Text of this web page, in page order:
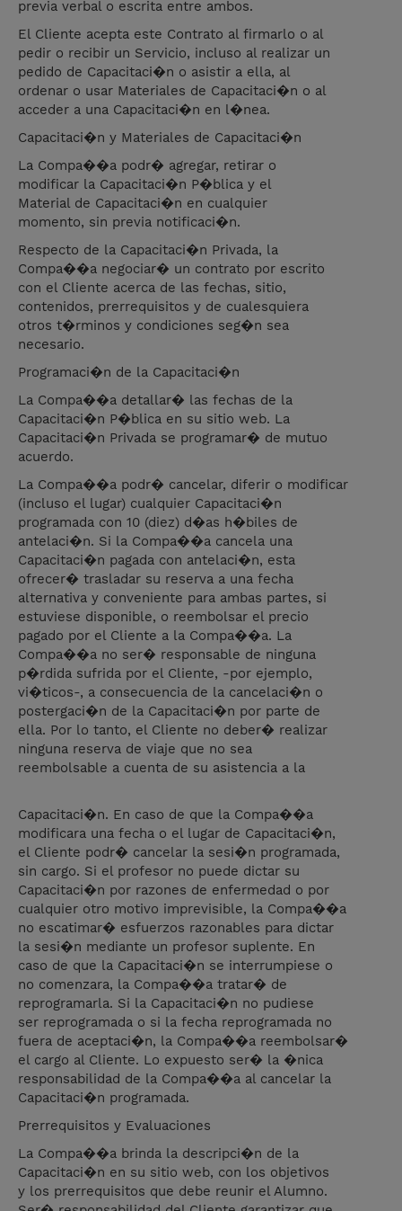
previa verbal o escrita entre ambos.
El Cliente acepta este Contrato al firmarlo o al
pedir o recibir un Servicio, incluso al realizar un
pedido de Capacitaci�n o asistir a ella, al
ordenar o usar Materiales de Capacitaci�n o al
acceder a una Capacitaci�n en l�nea.
Capacitaci�n y Materiales de Capacitaci�n
La Compa��a podr� agregar, retirar o
modificar la Capacitaci�n P�blica y el
Material de Capacitaci�n en cualquier
momento, sin previa notificaci�n.
Respecto de la Capacitaci�n Privada, la
Compa��a negociar� un contrato por escrito
con el Cliente acerca de las fechas, sitio,
contenidos, prerrequisitos y de cualesquiera
otros t�rminos y condiciones seg�n sea
necesario.
Programaci�n de la Capacitaci�n
La Compa��a detallar� las fechas de la
Capacitaci�n P�blica en su sitio web. La
Capacitaci�n Privada se programar� de mutuo
acuerdo.
La Compa��a podr� cancelar, diferir o modificar
(incluso el lugar) cualquier Capacitaci�n
programada con 10 (diez) d�as h�biles de
antelaci�n. Si la Compa��a cancela una
Capacitaci�n pagada con antelaci�n, esta
ofrecer� trasladar su reserva a una fecha
alternativa y conveniente para ambas partes, si
estuviese disponible, o reembolsar el precio
pagado por el Cliente a la Compa��a. La
Compa��a no ser� responsable de ninguna
p�rdida sufrida por el Cliente, -por ejemplo,
vi�ticos-, a consecuencia de la cancelaci�n o
postergaci�n de la Capacitaci�n por parte de
ella. Por lo tanto, el Cliente no deber� realizar
ninguna reserva de viaje que no sea
reembolsable a cuenta de su asistencia a la
Capacitaci�n. En caso de que la Compa��a
modificara una fecha o el lugar de Capacitaci�n,
el Cliente podr� cancelar la sesi�n programada,
sin cargo. Si el profesor no puede dictar su
Capacitaci�n por razones de enfermedad o por
cualquier otro motivo imprevisible, la Compa��a
no escatimar� esfuerzos razonables para dictar
la sesi�n mediante un profesor suplente. En
caso de que la Capacitaci�n se interrumpiese o
no comenzara, la Compa��a tratar� de
reprogramarla. Si la Capacitaci�n no pudiese
ser reprogramada o si la fecha reprogramada no
fuera de aceptaci�n, la Compa��a reembolsar�
el cargo al Cliente. Lo expuesto ser� la �nica
responsabilidad de la Compa��a al cancelar la
Capacitaci�n programada.
Prerrequisitos y Evaluaciones
La Compa��a brinda la descripci�n de la
Capacitaci�n en su sitio web, con los objetivos
y los prerrequisitos que debe reunir el Alumno.